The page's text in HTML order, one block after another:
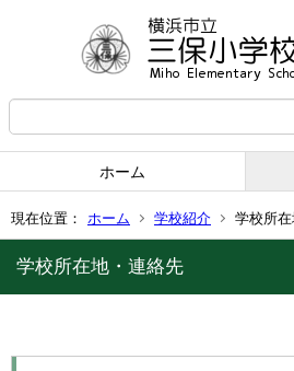
ホーム
現在位置： ホーム 学校紹介 学校所
学校所在地・連絡先